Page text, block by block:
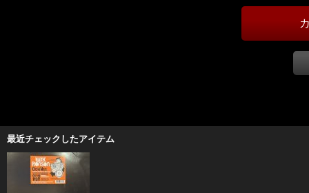
最近チェックしたアイテム